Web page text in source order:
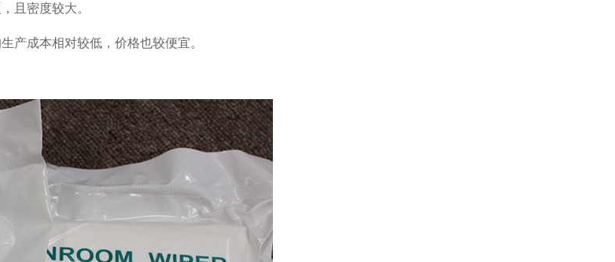
且密度较大。
产成本相对较低，价格也较便宜。